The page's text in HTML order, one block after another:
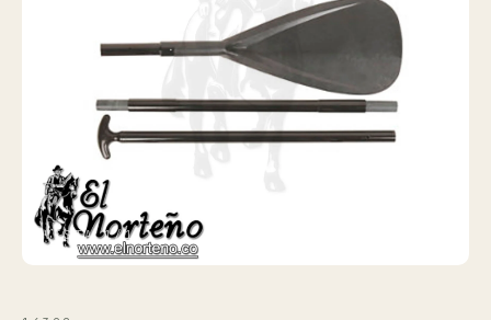
Ver toda la tienda →
Contáctanos
VISTA 1/1